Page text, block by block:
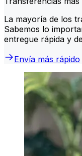
La mayoría de los
Sabemos lo
entregue rápida y
Envía más rápido